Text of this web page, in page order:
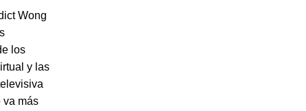
Wong
los
y las
va más